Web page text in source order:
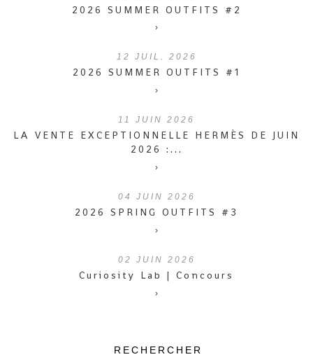
2026 SUMMER OUTFITS #2
›
12 JUIL. 2026
2026 SUMMER OUTFITS #1
›
11 JUIN 2026
LA VENTE EXCEPTIONNELLE HERMÈS DE JUIN
2026 :...
›
04 JUIN 2026
2026 SPRING OUTFITS #3
›
02 JUIN 2026
Curiosity Lab | Concours
›
RECHERCHER